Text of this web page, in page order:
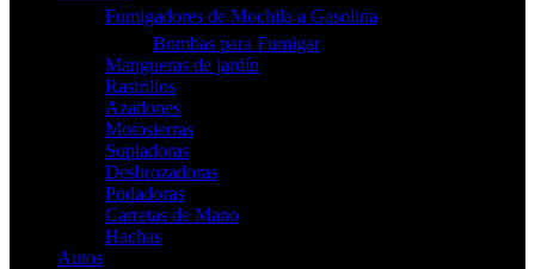
Fumigadores de Mochila a Gasolina
Bombas para Fumigar
Mangueras de jardín
Rastrillos
Azadones
Motosierras
Sopladoras
Desbrozadoras
Podadoras
Carretas de Mano
Hachas
Autos